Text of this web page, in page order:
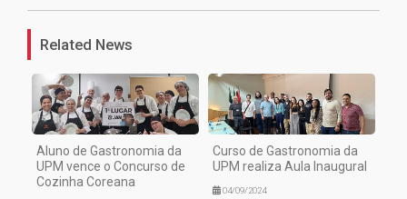
Related News
Aluno de Gastronomia da
UPM vence o Concurso de
Cozinha Coreana
Curso de Gastronomia da
UPM realiza Aula Inaugural
04/09/2024